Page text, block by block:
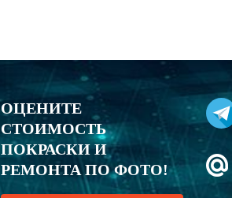
ОЦЕНИТЕ
СТОИМОСТЬ
ПОКРАСКИ И
РЕМОНТА ПО ФОТО!